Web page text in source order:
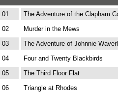
01
The Adventure of the Clapham
02
Murder in the Mews
03
The Adventure of Johnnie
04
Four and Twenty Blackbirds
05
The Third Floor Flat
06
Triangle at Rhodes